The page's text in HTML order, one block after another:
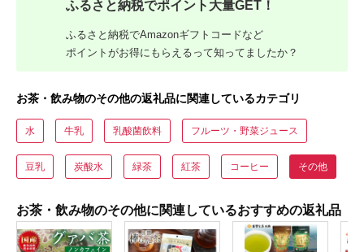
ふるさと納税でポイント大量GET！
ふるさと納税でAmazonギフトコードなど
ポイントがお得にもらえるって知ってましたか？
お茶・飲み物のその他の返礼品に関連しているカテゴリ
水 牛乳 乳酸菌飲料 フルーツ・野菜ジュース
豆乳 炭酸水 緑茶 紅茶 コーヒー その他
お茶・飲み物のその他に関連しているおすすめの返礼品